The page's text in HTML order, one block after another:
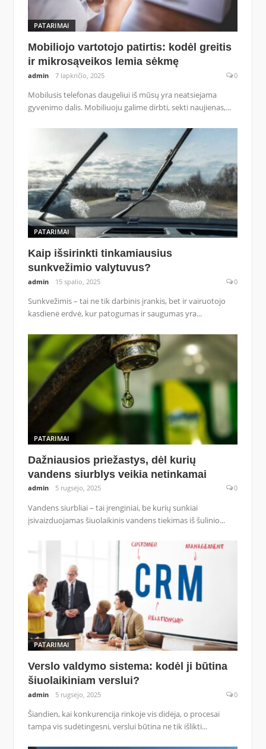
PATARIMAI
Mobiliojo vartotojo patirtis: kodėl greitis
ir mikrosąveikos lemia sėkmę
admin 7 lapkričio, 2025 0
Mobilusis telefonas daugeliui iš mūsų yra neatsiejama
gyvenimo dalis. Mobiliuoju galime dirbti, sekti naujienas,...
PATARIMAI
Kaip išsirinkti tinkamiausius
sunkvežimio valytuvus?
admin 15 spalio, 2025 0
Sunkvežimis – tai ne tik darbinis įrankis, bet ir vairuotojo
kasdienė erdvė, kur patogumas ir saugumas yra...
PATARIMAI
Dažniausios priežastys, dėl kurių
vandens siurblys veikia netinkamai
admin 5 rugsėjo, 2025 0
Vandens siurbliai – tai įrenginiai, be kurių sunkiai
įsivaizduojamas šiuolaikinis vandens tiekimas iš šulinio...
PATARIMAI
Verslo valdymo sistema: kodėl ji būtina
šiuolaikiniam verslui?
admin 5 rugsėjo, 2025 0
Šiandien, kai konkurencija rinkoje vis didėja, o procesai
tampa vis sudėtingesni, verslui būtina ne tik išlikti...